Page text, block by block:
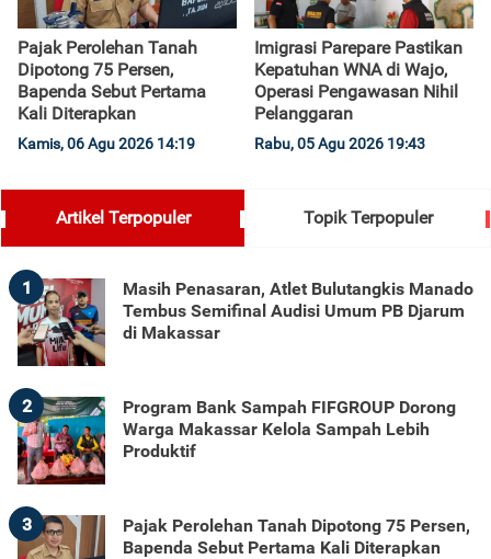
Pajak Perolehan Tanah
Dipotong 75 Persen,
Bapenda Sebut Pertama
Kali Diterapkan
Kamis, 06 Agu 2026 14:19
Imigrasi Parepare Pastikan
Kepatuhan WNA di Wajo,
Operasi Pengawasan Nihil
Pelanggaran
Rabu, 05 Agu 2026 19:43
Artikel Terpopuler Topik Terpopuler
1
Masih Penasaran, Atlet Bulutangkis Manado
Tembus Semifinal Audisi Umum PB Djarum
di Makassar
2
Program Bank Sampah FIFGROUP Dorong
Warga Makassar Kelola Sampah Lebih
Produktif
3
Pajak Perolehan Tanah Dipotong 75 Persen,
Bapenda Sebut Pertama Kali Diterapkan